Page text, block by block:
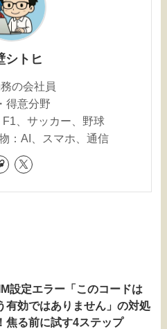
シトヒ
の会社員
得意分野
、サッカー、野球
：AI、スマホ、通信
設定エラー「このコードは
有効ではありません」の対処
焦る前に試す4ステップ